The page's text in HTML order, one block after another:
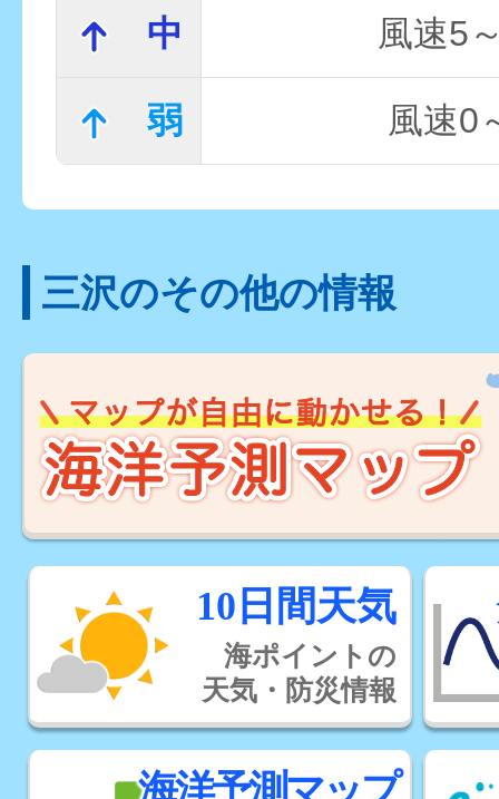
中 風速5
弱 風速0
三沢のその他の情報
10日間天気
海ポイントの
天気・防災情報